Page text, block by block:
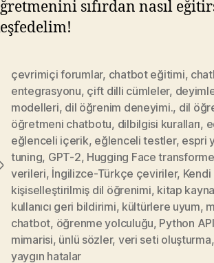
sıfırdan nasıl
çevrimiçi forumlar, chatbot eğitimi,
entegrasyonu, çift dilli cümleler,
modelleri, dil öğrenim deneyimi., dil
öğretmeni chatbotu, dilbilgisi kuralları,
eğlenceli içerik, eğlenceli testler, espri
tuning, GPT-2, Hugging Face
verileri, İngilizce-Türkçe çeviriler, Kendi
kişiselleştirilmiş dil öğrenimi, kitap
kullanıcı geri bildirimi, kültürlere uyum,
chatbot, öğrenme yolculuğu, Python
mimarisi, ünlü sözler, veri seti oluşturma
yaygın hatalar